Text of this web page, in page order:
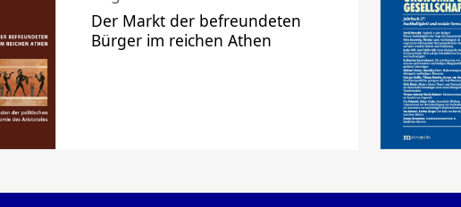
Der Markt der befreundeten
Bürger im reichen Athen